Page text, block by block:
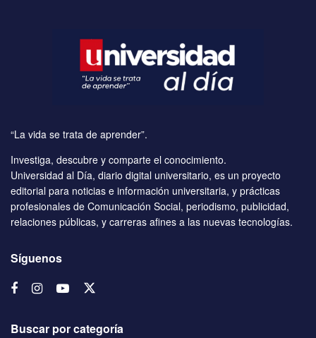
“La vida se trata de aprender”.
Investiga, descubre y comparte el conocimiento.
Universidad al Día, diario digital universitario, es un proyecto
editorial para noticias e información universitaria, y prácticas
profesionales de Comunicación Social, periodismo, publicidad,
relaciones públicas, y carreras afines a las nuevas tecnologías.
Síguenos
Buscar por categoría